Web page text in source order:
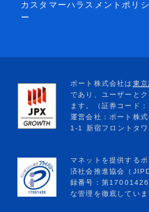
カスタマーハラスメントポリシ
ー